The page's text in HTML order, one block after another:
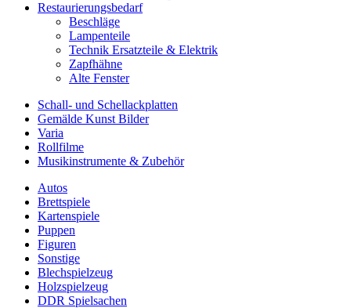
Restaurierungsbedarf
Beschläge
Lampenteile
Technik Ersatzteile & Elektrik
Zapfhähne
Alte Fenster
Schall- und Schellackplatten
Gemälde Kunst Bilder
Varia
Rollfilme
Musikinstrumente & Zubehör
Autos
Brettspiele
Kartenspiele
Puppen
Figuren
Sonstige
Blechspielzeug
Holzspielzeug
DDR Spielsachen